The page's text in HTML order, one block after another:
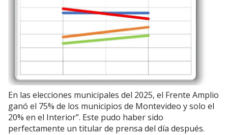
En las elecciones municipales del 2025, el Frente Amplio
ganó el 75% de los municipios de Montevideo y solo el
20% en el Interior”. Este pudo haber sido
perfectamente un titular de prensa del día después.